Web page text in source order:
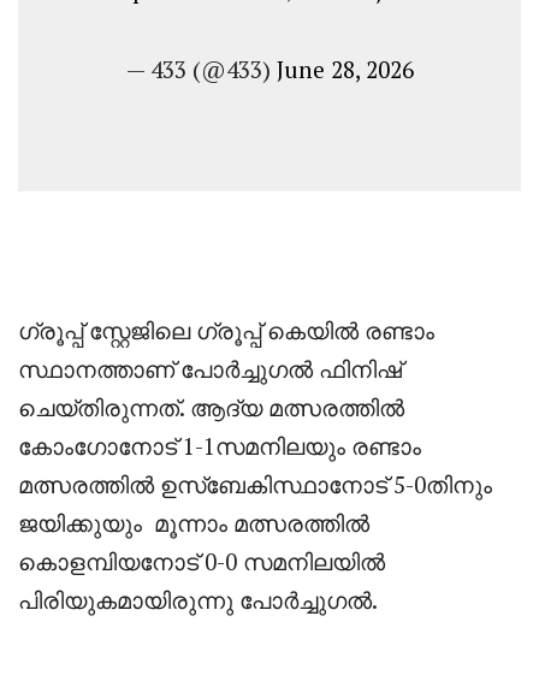
— 433 (@433) June 28, 2026
‎ഗ്രൂപ്പ്‌ സ്റ്റേജിലെ ഗ്രൂപ്പ്‌ കെയിൽ രണ്ടാം
സ്ഥാനത്താണ് പോർച്ചുഗൽ ഫിനിഷ്
ചെയ്തിരുന്നത്. ആദ്യ മത്സരത്തിൽ
കോംഗോനോട്‌ 1-1സമനിലയും രണ്ടാം
മത്സരത്തിൽ ഉസ്ബേകിസ്ഥാനോട്‌ 5-0തിനും
ജയിക്കുയും മൂന്നാം മത്സരത്തിൽ
കൊളമ്പിയനോട്‌ 0-0 സമനിലയിൽ
പിരിയുകമായിരുന്നു പോർച്ചുഗൽ.